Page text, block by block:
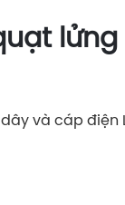
lửng
dây và cáp